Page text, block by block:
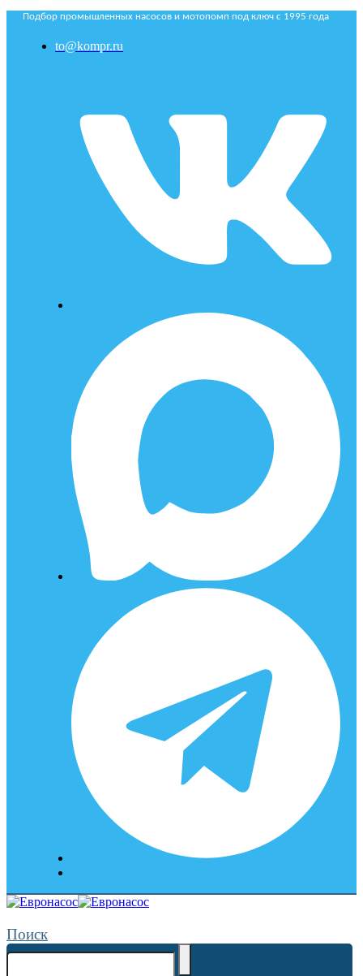
Подбор промышленных насосов и мотопомп под ключ с 1995 года
to@kompr.ru
Поиск